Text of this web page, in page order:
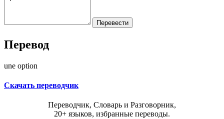
Перевод
une option
Скачать переводчик
Переводчик, Словарь и Разговорник,
20+ языков, избранные переводы.